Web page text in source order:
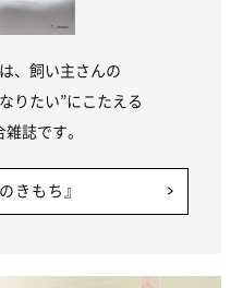
、飼い主さんの
りたい”にこたえる
誌です。
きもち』